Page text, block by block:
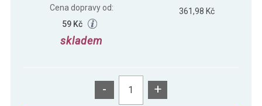
Cena dopravy od:
59 Kč
skladem
361,98 Kč
- +